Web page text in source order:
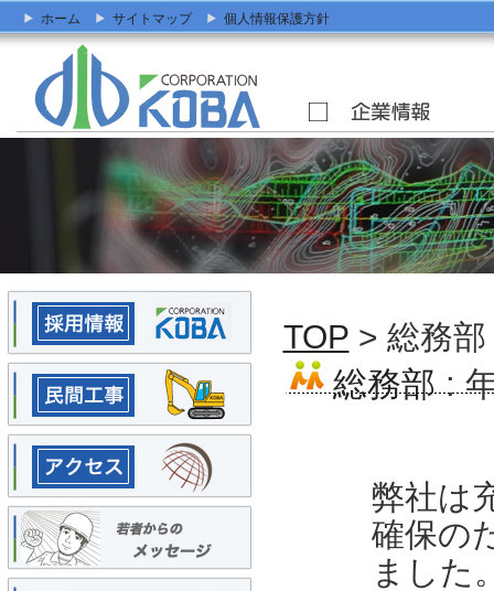
ホーム サイトマップ 個人情報保護方針
TOP > 総務部
総務部:
弊社は
確保の
ました